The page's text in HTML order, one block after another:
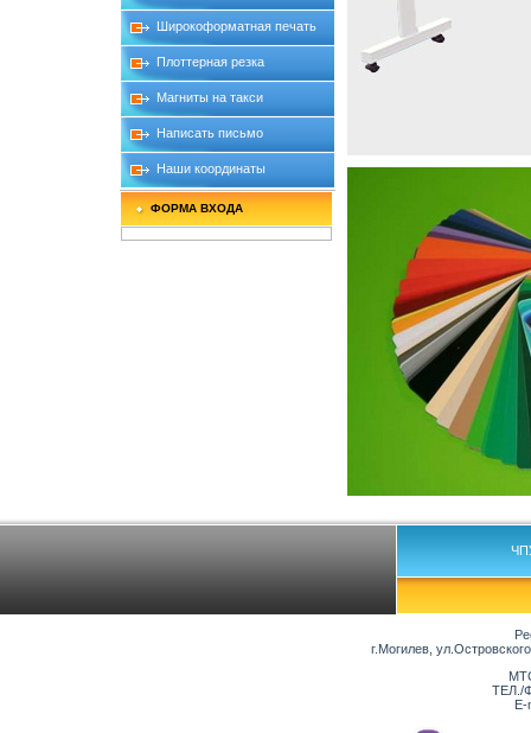
Широкоформатная печать
Плоттерная резка
Магниты на такси
Написать письмо
Наши координаты
ФОРМА ВХОДА
г.Могилев,
ТЕЛ./
E-